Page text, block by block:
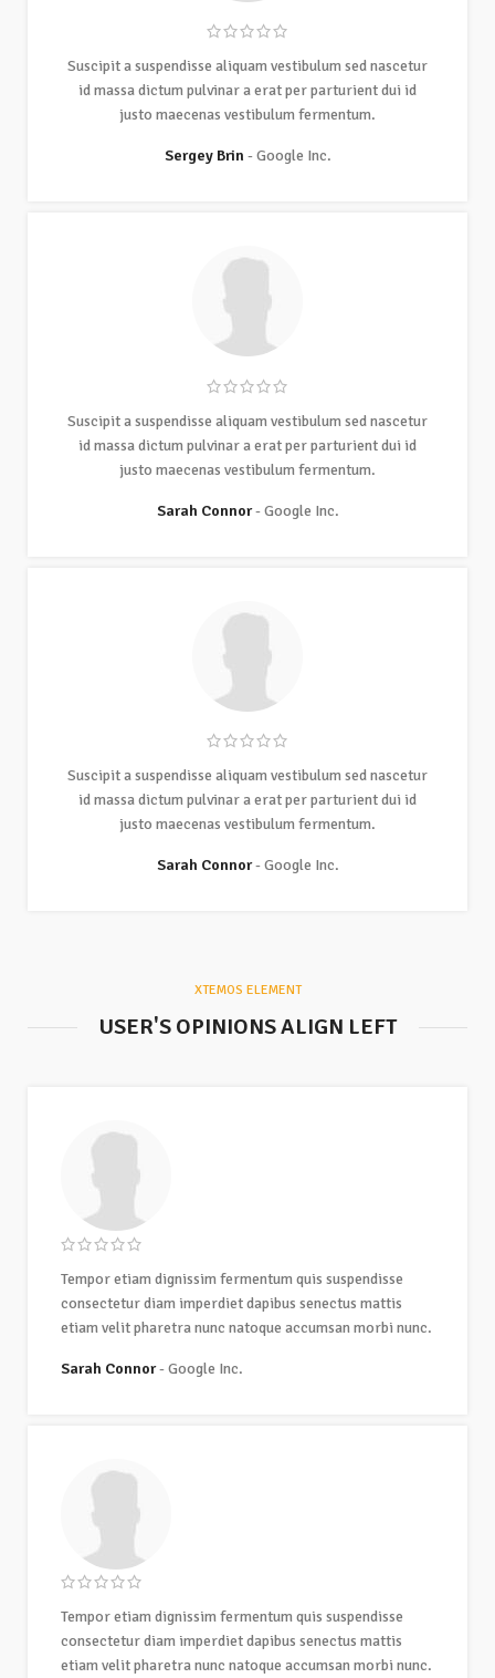
Suscipit a suspendisse aliquam vestibulum sed nascetur
id massa dictum pulvinar a erat per parturient dui id
justo maecenas vestibulum fermentum.
Sergey Brin Google Inc.
Suscipit a suspendisse aliquam vestibulum sed nascetur
id massa dictum pulvinar a erat per parturient dui id
justo maecenas vestibulum fermentum.
Sarah Connor Google Inc.
Suscipit a suspendisse aliquam vestibulum sed nascetur
id massa dictum pulvinar a erat per parturient dui id
justo maecenas vestibulum fermentum.
Sarah Connor Google Inc.
XTEMOS ELEMENT
USER'S OPINIONS ALIGN LEFT
Tempor etiam dignissim fermentum quis suspendisse
consectetur diam imperdiet dapibus senectus mattis
etiam velit pharetra nunc natoque accumsan morbi nunc.
Sarah Connor Google Inc.
Tempor etiam dignissim fermentum quis suspendisse
consectetur diam imperdiet dapibus senectus mattis
etiam velit pharetra nunc natoque accumsan morbi nunc.